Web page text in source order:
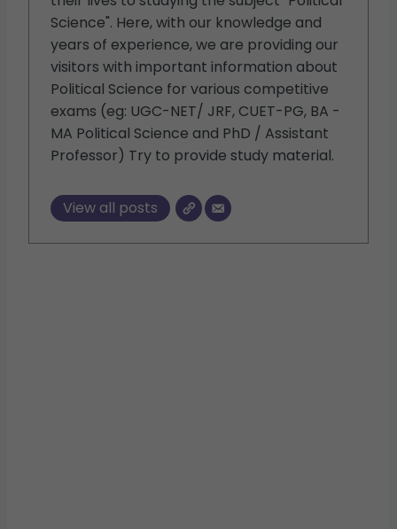
Science". Here, with our knowledge and
years of experience, we are providing our
visitors with important information about
Political Science for various competitive
exams (eg: UGC-NET/ JRF, CUET-PG, BA -
MA Political Science and PhD / Assistant
Professor) Try to provide study material.
View all posts